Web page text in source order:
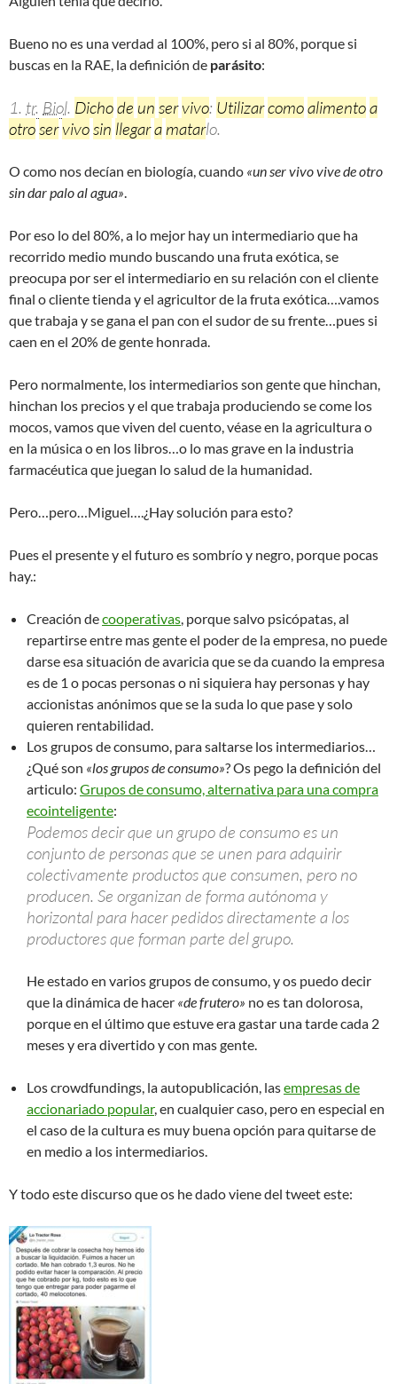
Bueno no es una verdad al 100%, pero si al 80%, porque si
buscas en la RAE, la definición de parásito:
1. tr. Biol. Dichode un ser vivo: Utilizarcomoalimentoa
otroser vivosin llegara matarlo.
O como nos decían en biología, cuando «un ser vivo vive de otro
sin dar palo al agua».
Por eso lo del 80%, a lo mejor hay un intermediario que ha
recorrido medio mundo buscando una fruta exótica, se
preocupa por ser el intermediario en su relación con el cliente
final o cliente tienda y el agricultor de la fruta exótica….vamos
que trabaja y se gana el pan con el sudor de su frente…pues si
caen en el 20% de gente honrada.
Pero normalmente, los intermediarios son gente que hinchan,
hinchan los precios y el que trabaja produciendo se come los
mocos, vamos que viven del cuento, véase en la agricultura o
en la música o en los libros…o lo mas grave en la industria
farmacéutica que juegan lo salud de la humanidad.
Pero…pero…Miguel….¿Hay solución para esto?
Pues el presente y el futuro es sombrío y negro, porque pocas
hay.:
Creación decooperativas, porque salvo psicópatas, al
repartirse entre mas gente el poder de la empresa, no puede
darse esa situación de avaricia que se da cuando la empresa
es de 1 o pocas personas o ni siquiera hay personas y hay
accionistas anónimos que se la suda lo que pase y solo
quieren rentabilidad.
Los grupos de consumo, para saltarse los intermediarios…
¿Qué son «los grupos de consumo»? Os pego la definición del
articulo: Grupos de consumo, alternativa para una compra
ecointeligente:
Podemos decir que un grupo de consumo es un
conjunto de personas que se unen para adquirir
colectivamente productos que consumen, pero no
producen. Se organizan de forma autónoma y
horizontal para hacer pedidos directamente a los
productores que forman parte del grupo.
He estado en varios grupos de consumo, y os puedo decir
que la dinámica de hacer «de frutero» no es tan dolorosa,
porque en el último que estuve era gastar una tarde cada 2
meses y era divertido y con mas gente.
Los crowdfundings, la autopublicación, lasempresas de
accionariado popular, en cualquier caso, pero en especial en
el caso de la cultura es muy buena opción para quitarse de
en medio a los intermediarios.
Y todo este discurso que os he dado viene del tweet este: